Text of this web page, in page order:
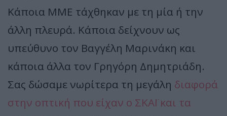
Κάποια ΜΜΕ τάχθηκαν με τη μία ή την
άλλη πλευρά. Κάποια δείχνουν ως
υπεύθυνο τον Βαγγέλη Μαρινάκη και
κάποια άλλα τον Γρηγόρη Δημητριάδη.
Σας δώσαμε νωρίτερα τη μεγάλη διαφορά
στην οπτική που είχαν ο ΣΚΑΪ και τα